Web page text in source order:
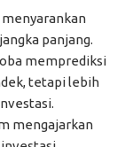
menyarankan
panjang.
memprediksi
tetapi lebih
mengajarkan